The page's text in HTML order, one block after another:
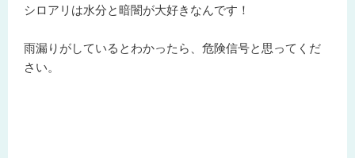
シロアリは水分と暗闇が大好きなんです！
雨漏りがしているとわかったら、危険信号と思ってくだ
さい。